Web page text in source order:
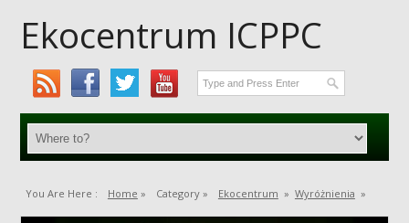
Ekocentrum ICPPC
You Are Here : Home » Category » Ekocentrum » Wyróżnienia »